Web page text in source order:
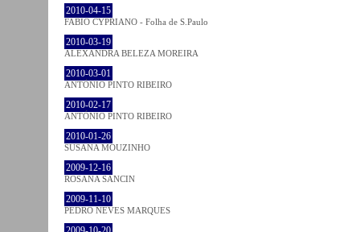
2010-04-15
FABIO CYPRIANO - Folha de S.Paulo
2010-03-19
ALEXANDRA BELEZA MOREIRA
2010-03-01
ANTÓNIO PINTO RIBEIRO
2010-02-17
ANTÓNIO PINTO RIBEIRO
2010-01-26
SUSANA MOUZINHO
2009-12-16
ROSANA SANCIN
2009-11-10
PEDRO NEVES MARQUES